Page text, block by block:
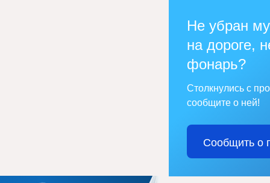
Не убран
на дороге,
фонарь?
Столкнулись с
сообщите о ней!
Сообщить о